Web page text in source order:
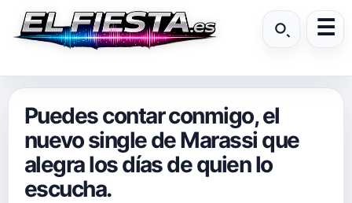
Puedes contar conmigo, el
nuevo single de Marassi que
alegra los días de quien lo
escucha.